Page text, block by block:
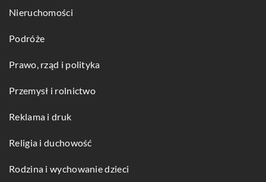
Nieruchomości
Podróże
Prawo, rząd i polityka
Przemysł i rolnictwo
Reklama i druk
Religia i duchowość
Rodzina i wychowanie dzieci